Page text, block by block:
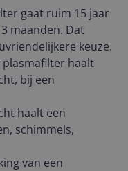
gaat ruim 15 jaar
maanden. Dat
keuze.
plasmafilter haalt
bij een
haalt een
schimmels,
van een